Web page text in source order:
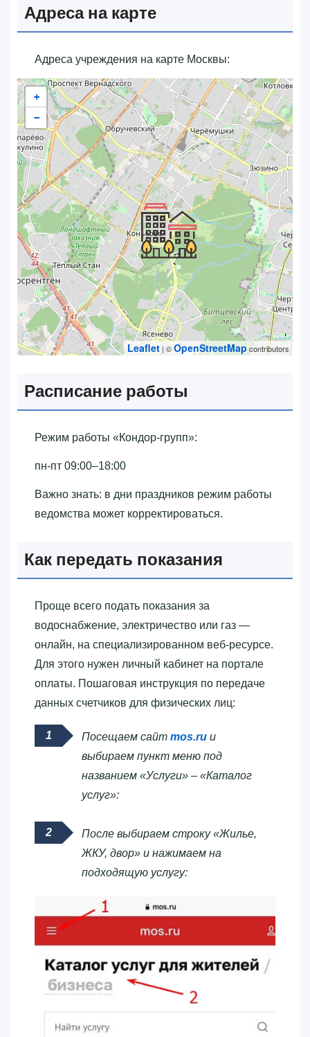
Адреса на карте
Адреса учреждения на карте Москвы:
+
−
Leaflet| ©OpenStreetMap contributors
Расписание работы
Режим работы «‎Кондор-групп»‎:
пн-пт 09:00–18:00
Важно знать: в дни праздников режим работы
ведомства может корректироваться.
Как передать показания
Проще всего подать показания за
водоснабжение, электричество или газ —
онлайн, на специализированном веб-ресурсе.
Для этого нужен личный кабинет на портале
оплаты. Пошаговая инструкция по передаче
данных счетчиков для физических лиц:
Посещаем сайт mos.ru и
выбираем пункт меню под
названием «Услуги» – «Каталог
услуг»:
После выбираем строку «Жилье,
ЖКУ, двор» и нажимаем на
подходящую услугу: